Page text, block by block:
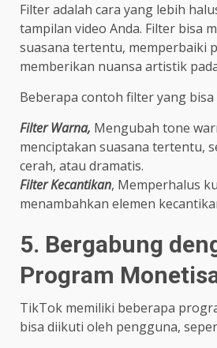
Filter adalah cara yang lebih
tampilan video Anda. Filter bisa
suasana tertentu, memperbaiki
memberikan nuansa artistik
Beberapa contoh filter yang bisa
Filter Warna, Mengubah tone
menciptakan suasana tertentu,
cerah, atau dramatis.
Filter Kecantikan, Memperhalus
menambahkan elemen
5. Bergabung
Program
TikTok memiliki beberapa
bisa diikuti oleh pengguna,